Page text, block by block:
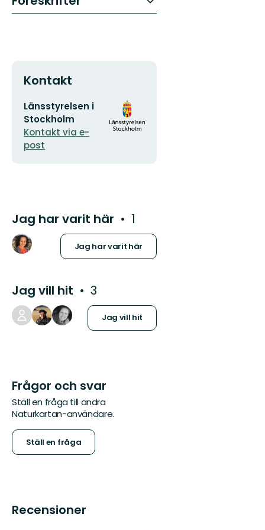
Kontakt
E-
postadress
Länsstyrelsen i
Stockholm
Kontakt via e-
post
Organisationens
logotyp
Jag har varit här 1
Jag har varit här
Jag vill hit 3
Jag vill hit
Frågor och svar
Ställ en fråga till andra
Naturkartan-användare.
Ställ en fråga
Recensioner